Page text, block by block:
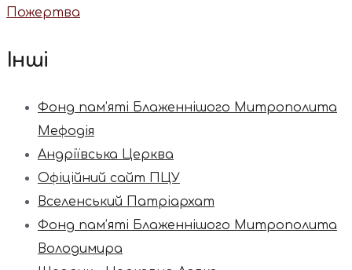
Пожертва
Інші
Фонд пам’яті Блаженнішого Митрополита
Мефодія
Андріївська Церква
Офіційний сайт ПЦУ
Вселенський Патріархат
Фонд пам’яті Блаженнішого Митрополита
Володимира